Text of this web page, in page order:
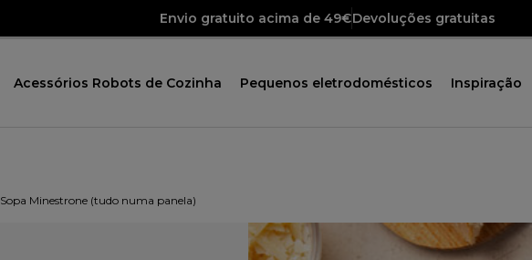
Envio gratuito acima de 49€Devoluções gratuitas
Acessórios Robots de Cozinha Pequenos eletrodomésticos Inspiração
Sopa Minestrone (tudo numa panela)